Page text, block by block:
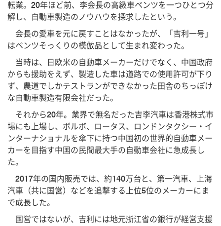
転業。20年ほど前、李会長の高級車ベンツを一つひとつ分
解し、自動車製造のノウハウを探求したという。
会長の愛車を元に戻すことはなかったが、「吉利一号」
はベンツそっくりの模倣品として生まれ変わった。
当時は、日欧米の自動車メーカーだけでなく、中国政府
からも援助をえず、製造した車は道路での使用許可が下り
ず、農道でしかテストランができなかった田舎のちっぽけ
な自動車製造有限会社だった。
それから20年。業界で無名だった吉李汽車は香港株式市
場にも上場し、ボルボ、ロータス、ロンドンタクシー・イ
ンターナショナルを傘下に持つ中国初の世界的自動車メー
カーを目指す中国の民間最大手の自動車会社に急成長し
た。
2017年の国内販売では、約140万台と、第一汽車、上海
汽車（共に国営）などを追撃する上位5位のメーカーにま
で成長した。
国営ではないが、吉利には地元浙江省の銀行が経営支援